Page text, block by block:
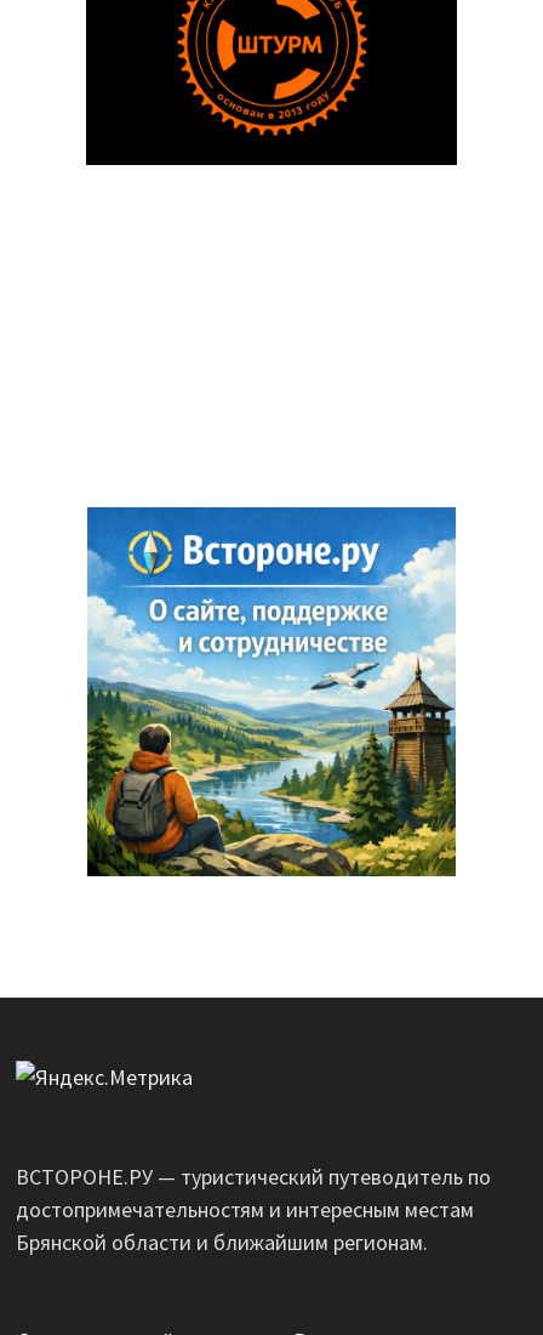
ВСТОРОНЕ.РУ — туристический путеводитель по
достопримечательностям и интересным местам
Брянской области и ближайшим регионам.